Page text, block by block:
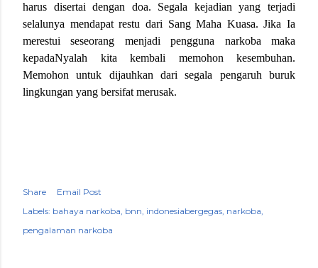
harus disertai dengan doa. Segala kejadian yang terjadi
selalunya mendapat restu dari Sang Maha Kuasa. Jika Ia
merestui seseorang menjadi pengguna narkoba maka
kepadaNyalah kita kembali memohon kesembuhan.
Memohon untuk dijauhkan dari segala pengaruh buruk
lingkungan yang bersifat merusak.
Share
Email Post
Labels: bahaya narkoba bnn indonesiabergegas narkoba
pengalaman narkoba